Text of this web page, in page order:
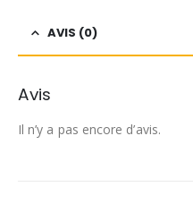
AVIS (0)
Avis
Il n’y a pas encore d’avis.